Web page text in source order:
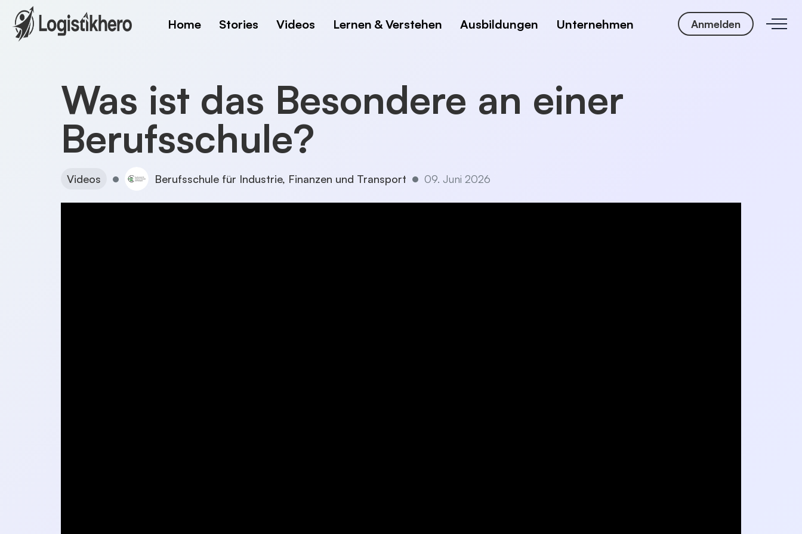
Home Stories Videos Lernen & Verstehen Ausbildungen Unternehmen Anmelden
Was ist das Besondere an einer
Berufsschule?
Videos Berufsschule für Industrie, Finanzen und Transport 09. Juni 2026